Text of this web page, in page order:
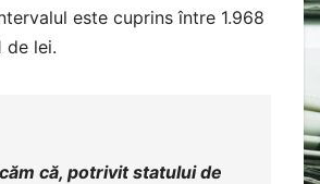
este cuprins între 1.968
de lei.
că, potrivit statului de